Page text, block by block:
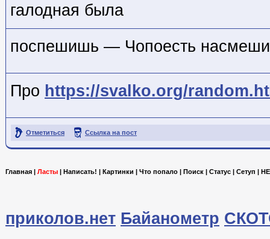
галодная была
поспешишь — Чопоесть
Про https://svalko.org/
Отметиться Ссылка на пост
Главная | Ласты | Написать! | Картинки | Что попало | Поиск | Статус | Сетуп |
приколов.нет Байанометр